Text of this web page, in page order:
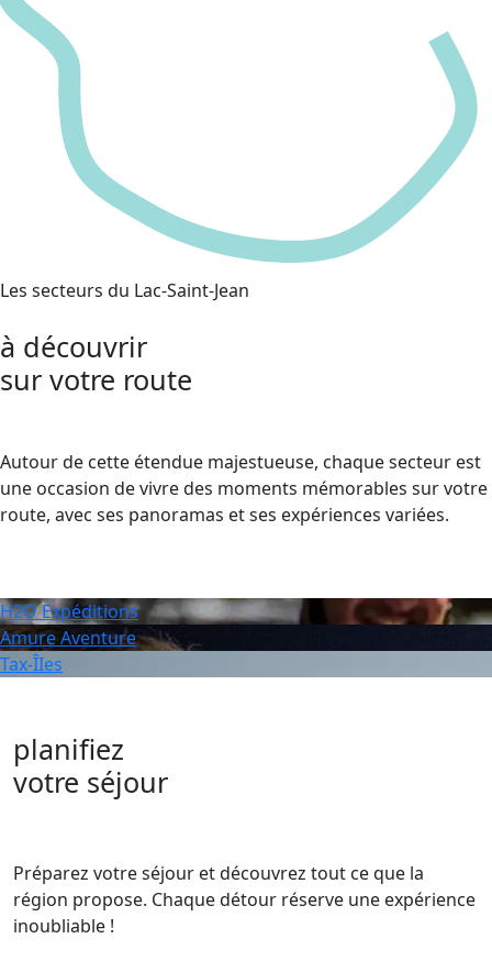
Les secteurs du Lac-Saint-Jean
à découvrir
sur votre route
Autour de cette étendue majestueuse, chaque secteur est
une occasion de vivre des moments mémorables sur votre
route, avec ses panoramas et ses expériences variées.
H2O Expéditions
Amure Aventure
Tax-ÎIes
planifiez
votre séjour
Préparez votre séjour et découvrez tout ce que la
région propose. Chaque détour réserve une expérience
inoubliable !